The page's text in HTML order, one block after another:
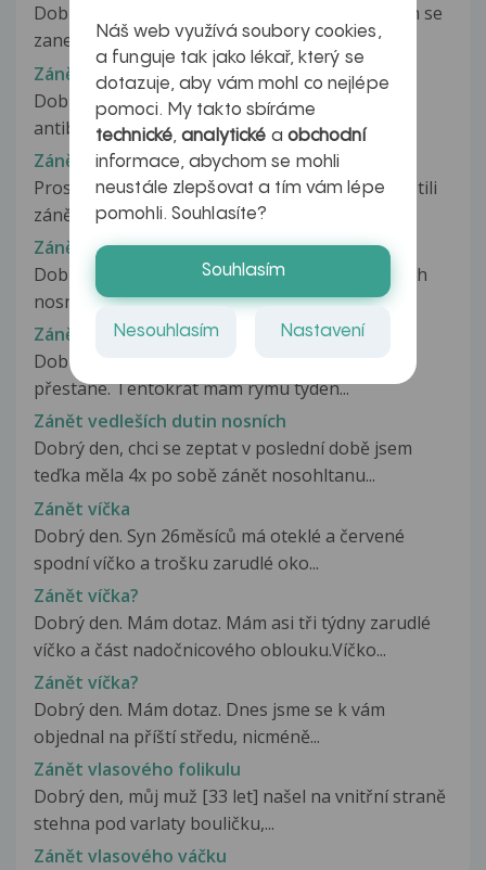
Dobry den, prosim o radu. Dnes se 11 den lecim se
zanetem dutin. V patek jsem...
Zánět vedlejších nosních dutin
Dobry den. Prosim o radu. Beru prvni den
antibiotika na zanet dutin. Pri poklepu...
Zánět vedlejších nosních dutin
Prosím Vás o radu. Byla jsem na ORL,kde mi zjistili
zánět vedlejších nosních...
Zánět vedlejších nosních dutin
Dobrý den, onecmoněla jsem zánětem vedlejších
nosních dutin, ale jsem plně kojící...
Zánět vedlejších nosních dutin
Dobrý den, vždy mám rýmu dva týdny a pak
přestane. Tentokrát mám rýmu týden...
Zánět vedleších dutin nosních
Dobrý den, chci se zeptat v poslední době jsem
teďka měla 4x po sobě zánět nosohltanu...
Zánět víčka
Dobrý den. Syn 26měsíců má oteklé a červené
spodní víčko a trošku zarudlé oko...
Zánět víčka?
Dobrý den. Mám dotaz. Mám asi tři týdny zarudlé
víčko a část nadočnicového oblouku.Víčko...
Zánět víčka?
Dobrý den. Mám dotaz. Dnes jsme se k vám
objednal na příští středu, nicméně...
Zánět vlasového folikulu
Dobrý den, můj muž [33 let] našel na vnitřní straně
stehna pod varlaty bouličku,...
Zánět vlasového váčku
Náš web využívá soubory cookies,
a funguje tak jako lékař, který se
dotazuje, aby vám mohl co nejlépe
pomoci. My takto sbíráme
technické,analytické a obchodní
informace, abychom se mohli
neustále zlepšovat a tím vám lépe
pomohli. Souhlasíte?
Souhlasím
Nesouhlasím Nastavení